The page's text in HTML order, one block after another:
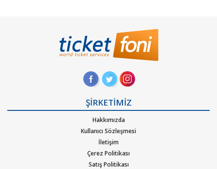
ŞİRKETİMİZ
Hakkımızda
Kullanıcı Sözleşmesi
İletişim
Çerez Politikası
Satış Politikası